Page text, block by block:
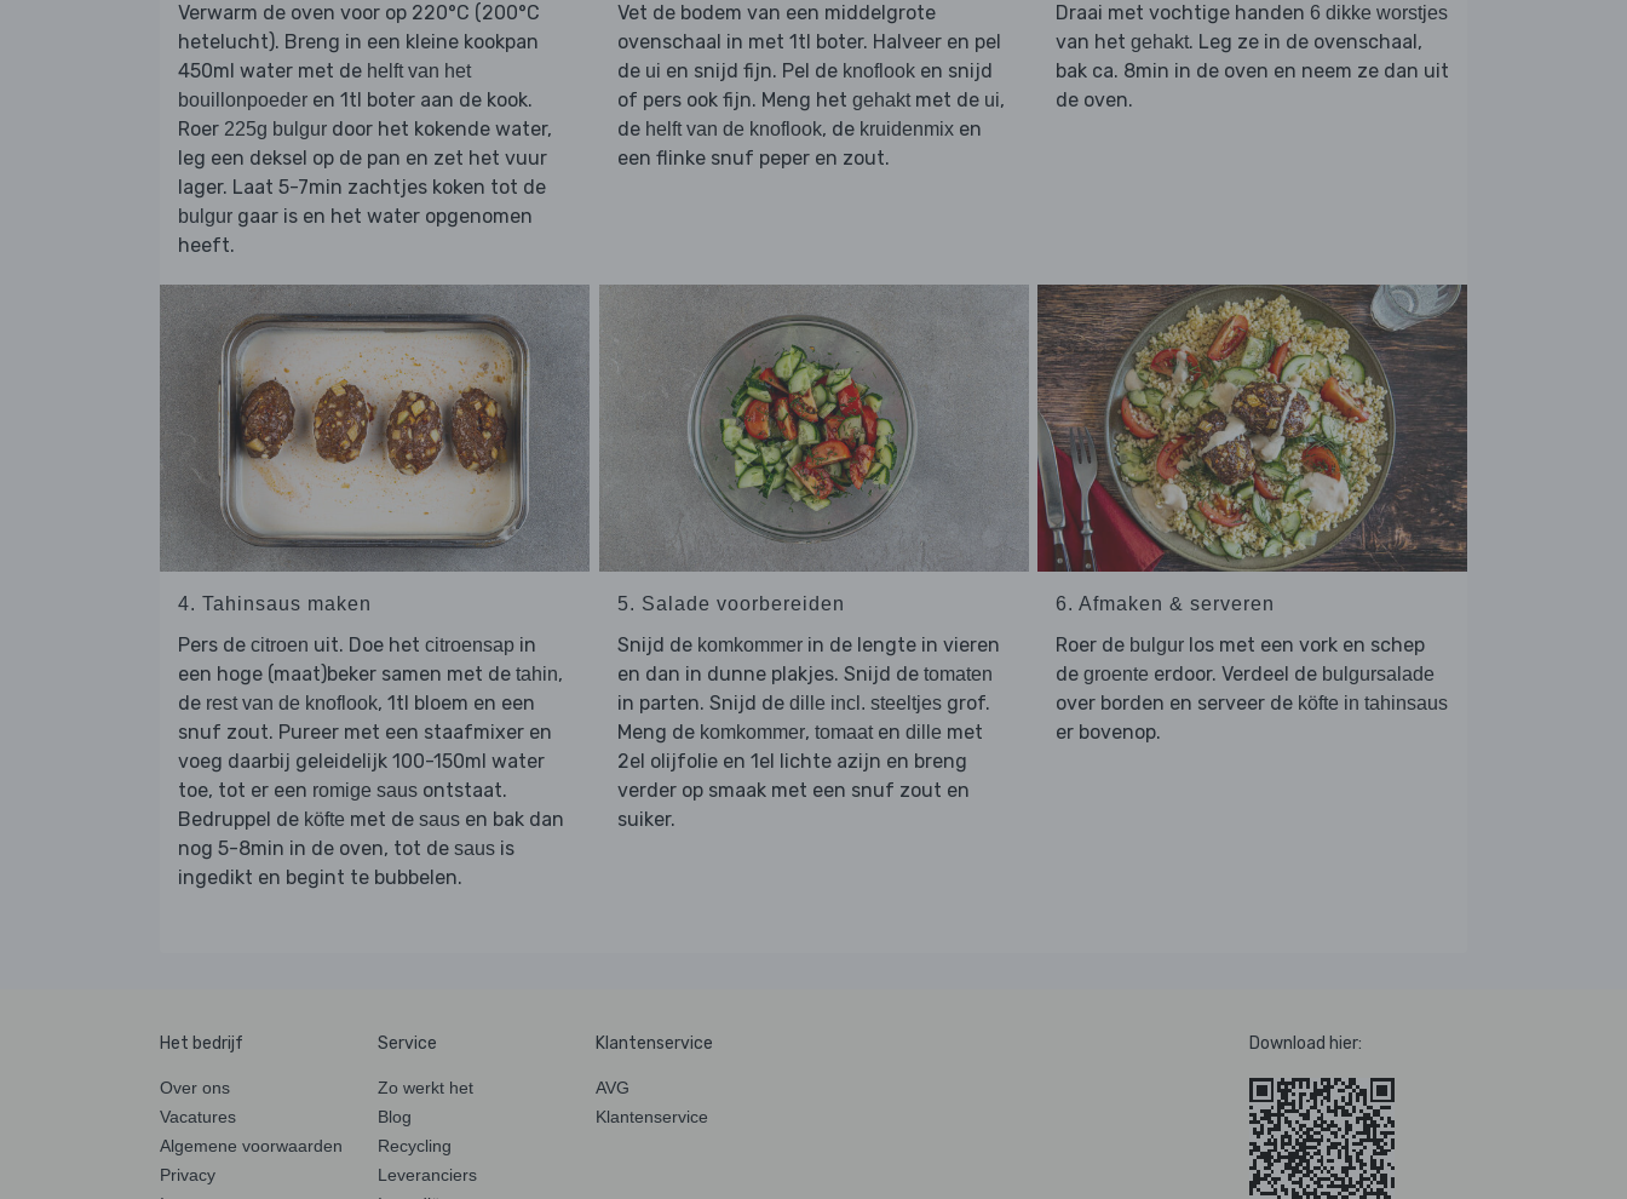
Verwarm de oven voor op 220°C (200°C
hetelucht). Breng in een kleine kookpan
450ml water met de helft van het
bouillonpoeder en 1tl boter aan de kook.
Roer 225g bulgur door het kokende water,
leg een deksel op de pan en zet het vuur
lager. Laat 5-7min zachtjes koken tot de
bulgur gaar is en het water opgenomen
heeft.
Vet de bodem van een middelgrote
ovenschaal in met 1tl boter. Halveer en pel
de ui en snijd fijn. Pel de knoflooken snijd
of pers ook fijn. Meng het gehaktmet de ui,
de helft van de knoflook, de kruidenmixen
een flinke snuf peper en zout.
Draai met vochtige handen 6 dikke worstjes
van het gehakt. Leg ze in de ovenschaal,
bak ca. 8min in de oven en neem ze dan uit
de oven.
4. Tahinsaus maken
Pers de citroen uit. Doe het citroensap in
een hoge (maat)beker samen met de tahin,
de rest van de knoflook, 1tl bloem en een
snuf zout. Pureer met een staafmixer en
voeg daarbij geleidelijk 100-150ml water
toe, tot er een romige saus ontstaat.
Bedruppel de köfte met de saus en bak dan
nog 5-8min in de oven, tot de saus is
ingedikt en begint te bubbelen.
5. Salade voorbereiden
Snijd de komkommerin de lengte in vieren
en dan in dunne plakjes. Snijd de tomaten
in parten. Snijd de dille incl. steeltjesgrof.
Meng de komkommer, tomaaten dille met
2el olijfolie en 1el lichte azijn en breng
verder op smaak met een snuf zout en
suiker.
6. Afmaken & serveren
Roer de bulgur los met een vork en schep
de groente erdoor. Verdeel de bulgursalade
over borden en serveer de köfte in tahinsaus
er bovenop.
Het bedrijf
Over ons
Vacatures
Algemene voorwaarden
Privacy
Service
Zo werkt het
Blog
Recycling
Leveranciers
Klantenservice
AVG
Klantenservice
Download hier: